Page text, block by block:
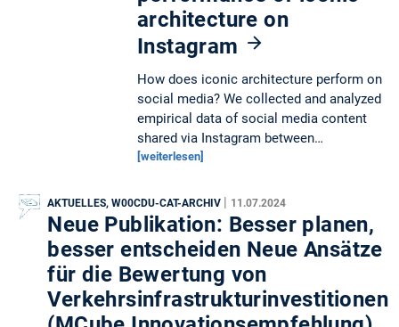
architecture on
Instagram
How does iconic architecture perform on
social media? We collected and analyzed
empirical data of social media content
shared via Instagram between…
[weiterlesen]
AKTUELLES, W00CDU-CAT-ARCHIV | 11.07.2024
Neue Publikation: Besser planen,
besser entscheiden Neue Ansätze
für die Bewertung von
Verkehrsinfrastrukturinvestitionen